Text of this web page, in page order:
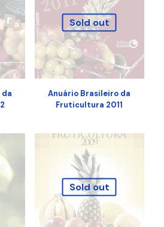
Sold out
Anuário Brasileiro da
Fruticultura 2011
Sold out